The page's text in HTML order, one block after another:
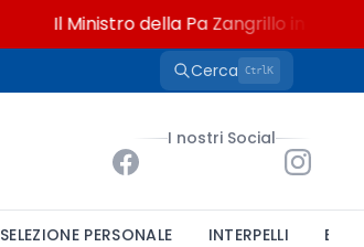
Il Ministro della Pa Zangrillo in
Cerca CtrlK
I nostri Social
SELEZIONE PERSONALE INTERPELLI